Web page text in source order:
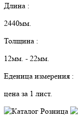
Длина :
2440мм.
Толщина :
12мм. - 22мм.
Еденица измерения :
цена за 1 лист.